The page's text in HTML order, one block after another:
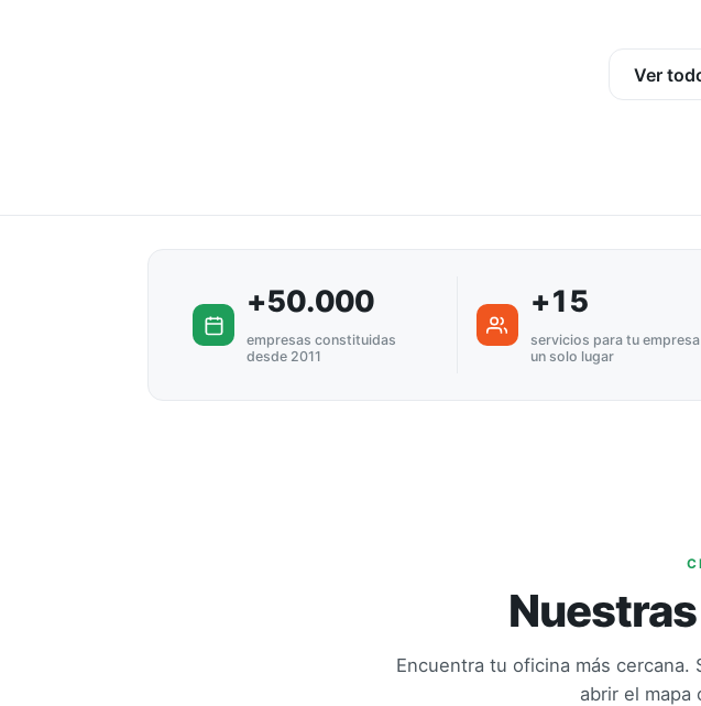
Ver
+50.000
empresas constituidas
desde 2011
+15
servicios para tu empresa
un solo lugar
Encuentra tu oficina más
abrir el mapa